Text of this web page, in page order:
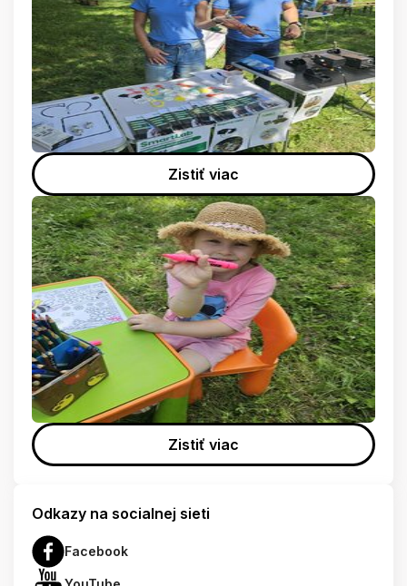
Zistiť viac
Zistiť viac
Odkazy na socialnej sieti
Facebook